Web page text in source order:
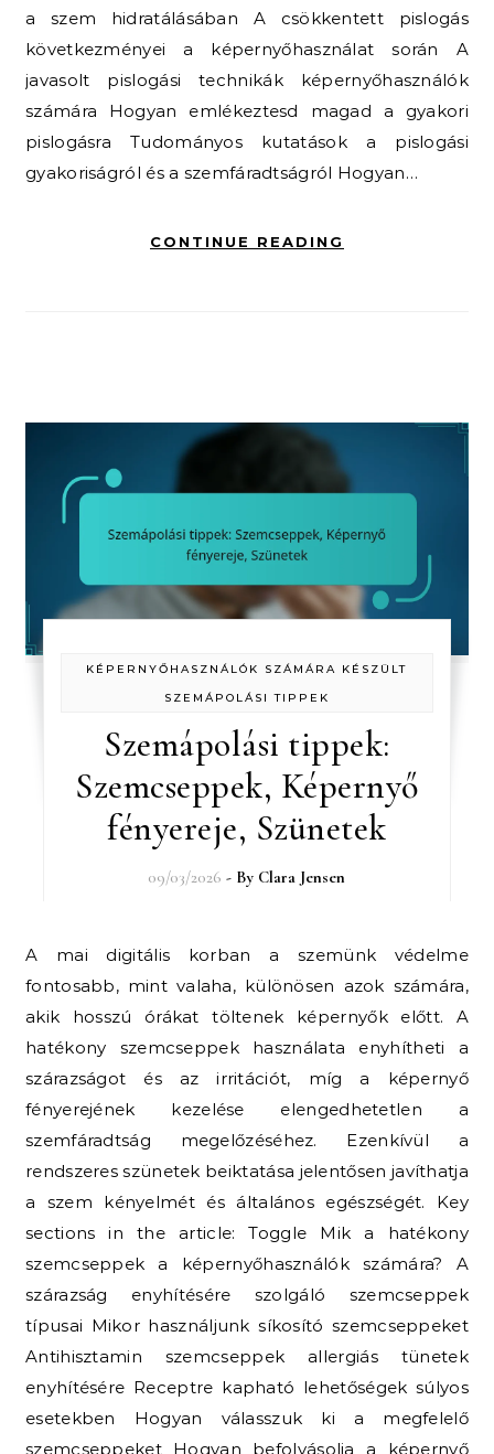
a szem hidratálásában A csökkentett pislogás
következményei a képernyőhasználat során A
javasolt pislogási technikák képernyőhasználók
számára Hogyan emlékeztesd magad a gyakori
pislogásra Tudományos kutatások a pislogási
gyakoriságról és a szemfáradtságról Hogyan…
CONTINUE READING
KÉPERNYŐHASZNÁLÓK SZÁMÁRA KÉSZÜLT
SZEMÁPOLÁSI TIPPEK
Szemápolási tippek:
Szemcseppek, Képernyő
fényereje, Szünetek
09/03/2026 - By Clara Jensen
A mai digitális korban a szemünk védelme
fontosabb, mint valaha, különösen azok számára,
akik hosszú órákat töltenek képernyők előtt. A
hatékony szemcseppek használata enyhítheti a
szárazságot és az irritációt, míg a képernyő
fényerejének kezelése elengedhetetlen a
szemfáradtság megelőzéséhez. Ezenkívül a
rendszeres szünetek beiktatása jelentősen javíthatja
a szem kényelmét és általános egészségét. Key
sections in the article: Toggle Mik a hatékony
szemcseppek a képernyőhasználók számára? A
szárazság enyhítésére szolgáló szemcseppek
típusai Mikor használjunk síkosító szemcseppeket
Antihisztamin szemcseppek allergiás tünetek
enyhítésére Receptre kapható lehetőségek súlyos
esetekben Hogyan válasszuk ki a megfelelő
szemcseppeket Hogyan befolyásolja a képernyő